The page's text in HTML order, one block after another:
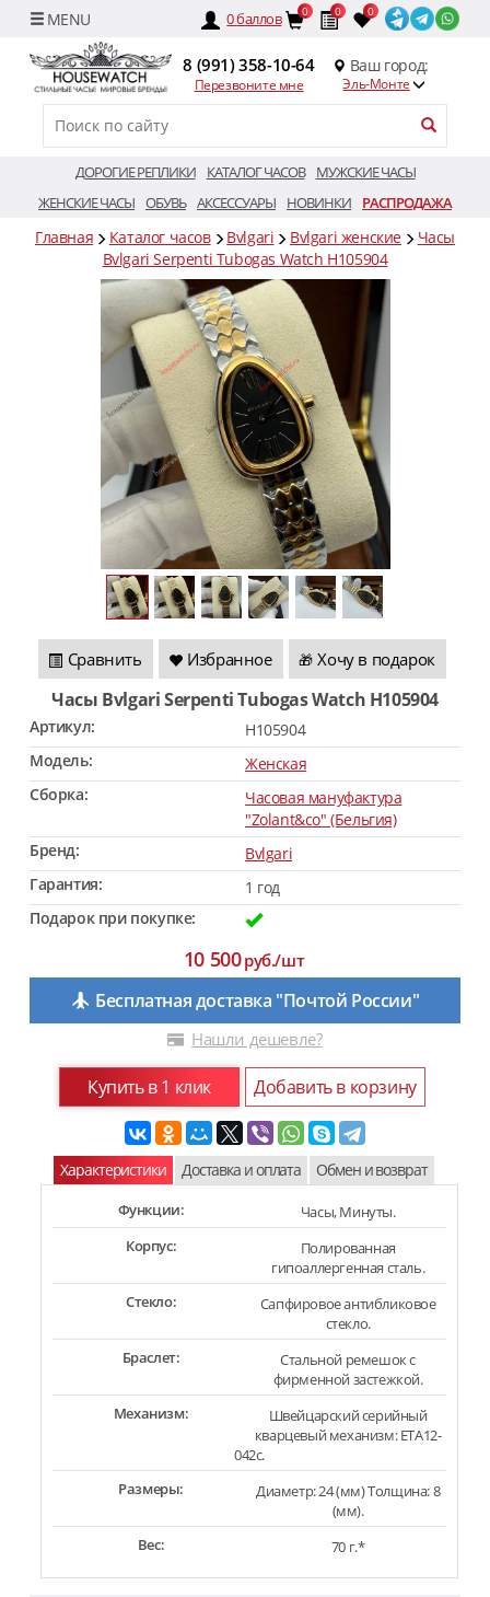
0баллов 0 0 0
8 (991) 358-10-64
Перезвоните мне
Ваш город:
Эль-Монте
ДОРОГИЕ РЕПЛИКИ КАТАЛОГ ЧАСОВ
МУЖСКИЕ ЧАСЫ
ЖЕНСКИЕ ЧАСЫ ОБУВЬ АКСЕССУАРЫ НОВИНКИ РАСПРОДАЖА
Главная Каталог часов Bvlgari Bvlgari женские
Часы
Bvlgari Serpenti Tubogas Watch H105904
Сравнить Избранное 🎁 Хочу в подарок
Часы Bvlgari Serpenti Tubogas Watch H105904
Артикул:
H105904
Модель:
Женская
Сборка:
Часовая мануфактура
"Zolant&co" (Бельгия)
Бренд:
Bvlgari
Гарантия:
1 год
Подарок при покупке:
10 500руб./шт
Бесплатная доставка "Почтой России"
Нашли дешевле?
Купить в 1 клик Добавить в корзину
Характеристики Доставка и оплата Обмен и возврат
Функции:
Часы, Минуты.
Корпус:
Полированная
гипоаллергенная сталь.
Стекло:
Сапфировое антибликовое
стекло.
Браслет:
Стальной ремешок с
фирменной застежкой.
Механизм:
Швейцарский серийный
кварцевый механизм: ETA12-
042c.
Размеры:
Диаметр: 24 (мм) Толщина: 8
(мм).
Вес:
70 г.*